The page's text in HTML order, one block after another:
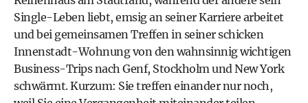
Single-Leben liebt, emsig an seiner Karriere arbeitet
und bei gemeinsamen Treffen in seiner schicken
Innenstadt-Wohnung von den wahnsinnig wichtigen
Business-Trips nach Genf, Stockholm und New York
schwärmt. Kurzum: Sie treffen einander nur noch,